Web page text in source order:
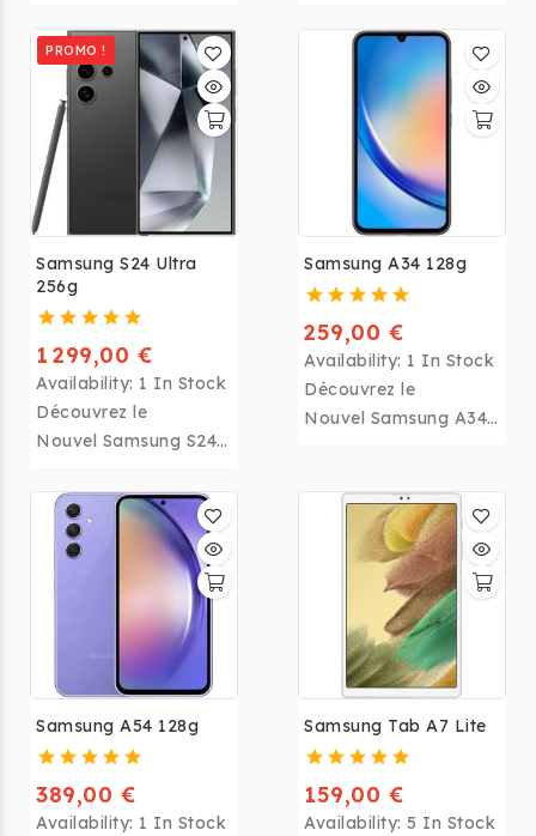
Réunis
Réunis
PROMO !
Samsung S24 Ultra
256g
1 299,00 €
Availability: 1 In Stock
Découvrez le
Nouvel Samsung S24
et Style Réunis
Samsung A34 128g
259,00 €
Availability: 1 In Stock
Découvrez le
Nouvel Samsung A34
Samsung A54 128g
389,00 €
Availability: 1 In Stock
Samsung Tab A7 Lite
159,00 €
Availability: 5 In Stock